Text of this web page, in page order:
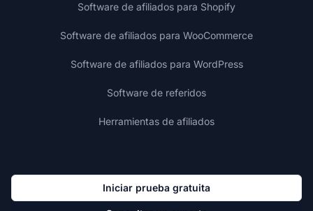
Software de afiliados para Shopify
Software de afiliados para WooCommerce
Software de afiliados para WordPress
Software de referidos
Herramientas de afiliados
Iniciar prueba gratuita